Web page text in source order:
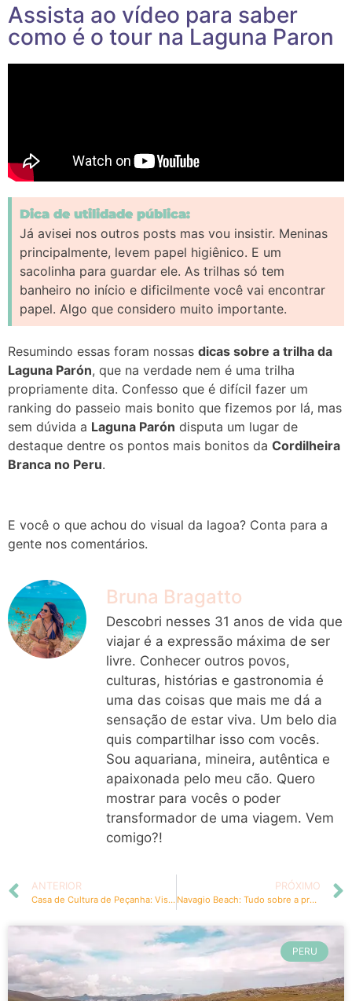
Assista ao vídeo para saber
como é o tour na Laguna Paron
Dica de utilidade pública:
Já avisei nos outros posts mas vou insistir. Meninas
principalmente, levem papel higiênico. E um
sacolinha para guardar ele. As trilhas só tem
banheiro no início e dificilmente você vai encontrar
papel. Algo que considero muito importante.
Resumindo essas foram nossas dicas sobre a trilha da
Laguna Parón, que na verdade nem é uma trilha
propriamente dita. Confesso que é difícil fazer um
ranking do passeio mais bonito que fizemos por lá, mas
sem dúvida a Laguna Parón disputa um lugar de
destaque dentre os pontos mais bonitos da Cordilheira
Branca no Peru.
E você o que achou do visual da lagoa? Conta para a
gente nos comentários.
Bruna Bragatto
Descobri nesses 31 anos de vida que
viajar é a expressão máxima de ser
livre. Conhecer outros povos,
culturas, histórias e gastronomia é
uma das coisas que mais me dá a
sensação de estar viva. Um belo dia
quis compartilhar isso com vocês.
Sou aquariana, mineira, autêntica e
apaixonada pelo meu cão. Quero
mostrar para vocês o poder
transformador de uma viagem. Vem
comigo?!
ANTERIOR
Casa de Cultura de Peçanha: Visita ao Paço Municipal
PRÓXIMO
Navagio Beach: Tudo sobre a praia do navio na Grécia
PERU